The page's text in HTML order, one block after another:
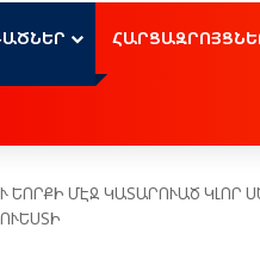
ԵՈՐՔԻ ՄԷՋ ԿԱՏԱՐՈՒԱԾ ԿԼՈՐ